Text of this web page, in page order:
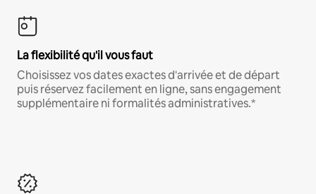
La flexibilité qu'il vous faut
Choisissez vos dates exactes d'arrivée et de départ
puis réservez facilement en ligne, sans engagement
supplémentaire ni formalités administratives.*